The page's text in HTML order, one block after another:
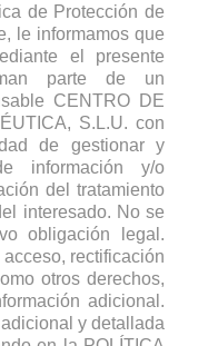
de Protección de
le informamos que
el presente
parte de un
CENTRO DE
S.L.U. con
de gestionar y
información y/o
del tratamiento
interesado. No se
obligación legal.
rectificación
otros derechos,
adicional.
y detallada